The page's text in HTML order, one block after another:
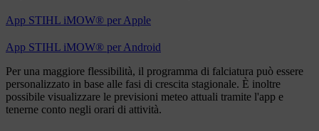
App STIHL iMOW® per Apple
App STIHL iMOW® per Android
Per una maggiore flessibilità, il programma di falciatura può essere
personalizzato in base alle fasi di crescita stagionale. È inoltre
possibile visualizzare le previsioni meteo attuali tramite l'app e
tenerne conto negli orari di attività.